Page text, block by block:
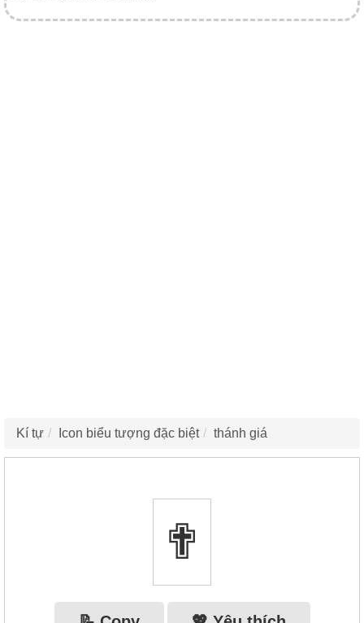
Kí tự Icon biểu tượng đặc biệt thánh giá
✟